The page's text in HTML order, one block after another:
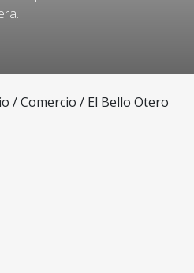
/Comercio / El Bello Otero